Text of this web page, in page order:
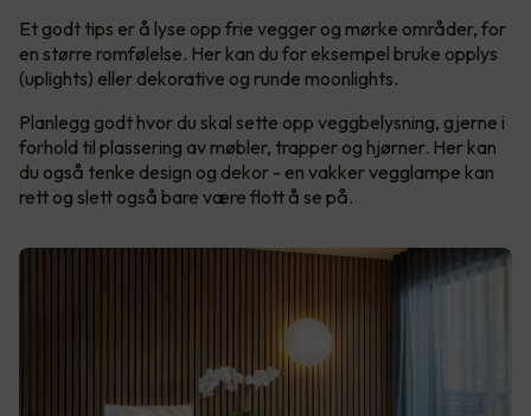
Et godt tips er å lyse opp frie vegger og mørke områder, for
en større romfølelse. Her kan du for eksempel bruke opplys
(uplights) eller dekorative og runde moonlights.
Planlegg godt hvor du skal sette opp veggbelysning, gjerne i
forhold til plassering av møbler, trapper og hjørner. Her kan
du også tenke design og dekor - en vakker vegglampe kan
rett og slett også bare være flott å se på.